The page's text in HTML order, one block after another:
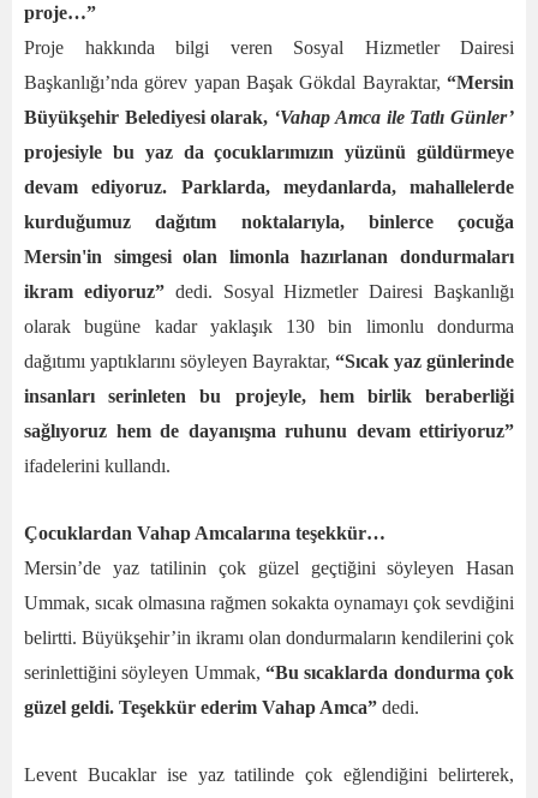
proje…”
Proje hakkında bilgi veren Sosyal Hizmetler Dairesi
Başkanlığı’nda görev yapan Başak Gökdal Bayraktar, “Mersin
Büyükşehir Belediyesi olarak, ‘Vahap Amca ile Tatlı Günler’
projesiyle bu yaz da çocuklarımızın yüzünü güldürmeye
devam ediyoruz. Parklarda, meydanlarda, mahallelerde
kurduğumuz dağıtım noktalarıyla, binlerce çocuğa
Mersin'in simgesi olan limonla hazırlanan dondurmaları
ikram ediyoruz”dedi. Sosyal Hizmetler Dairesi Başkanlığı
olarak bugüne kadar yaklaşık 130 bin limonlu dondurma
dağıtımı yaptıklarını söyleyen Bayraktar, “Sıcak yaz günlerinde
insanları serinleten bu projeyle, hem birlik beraberliği
sağlıyoruz hem de dayanışma ruhunu devam ettiriyoruz”
ifadelerini kullandı.
Çocuklardan Vahap Amcalarına teşekkür…
Mersin’de yaz tatilinin çok güzel geçtiğini söyleyen Hasan
Ummak, sıcak olmasına rağmen sokakta oynamayı çok sevdiğini
belirtti. Büyükşehir’in ikramı olan dondurmaların kendilerini çok
serinlettiğini söyleyen Ummak, “Bu sıcaklarda dondurma çok
güzel geldi. Teşekkür ederim Vahap Amca” dedi.
Levent Bucaklar ise yaz tatilinde çok eğlendiğini belirterek,